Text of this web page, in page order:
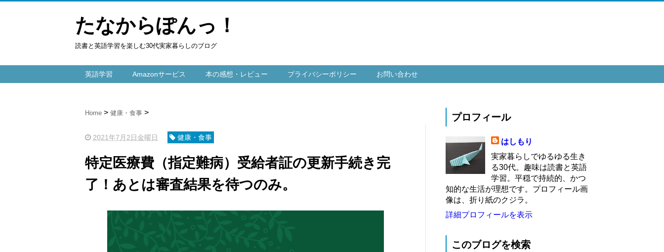
たなからぽんっ！
読書と英語学習を楽しむ30代実家暮らしのブログ
英語学習 Amazonサービス 本の感想・レビュー プライバシーポリシー お問い合わせ
Home 健康・食事
2021年7月2日金曜日 健康・食事
特定医療費（指定難病）受給者証の更新手続き完
了！あとは審査結果を待つのみ。
プロフィール
はしもり
実家暮らしでゆるゆる生き
る30代。趣味は読書と英語
学習。平穏で持続的、かつ
知的な生活が理想です。プロフィール画
像は、折り紙のクジラ。
詳細プロフィールを表示
このブログを検索